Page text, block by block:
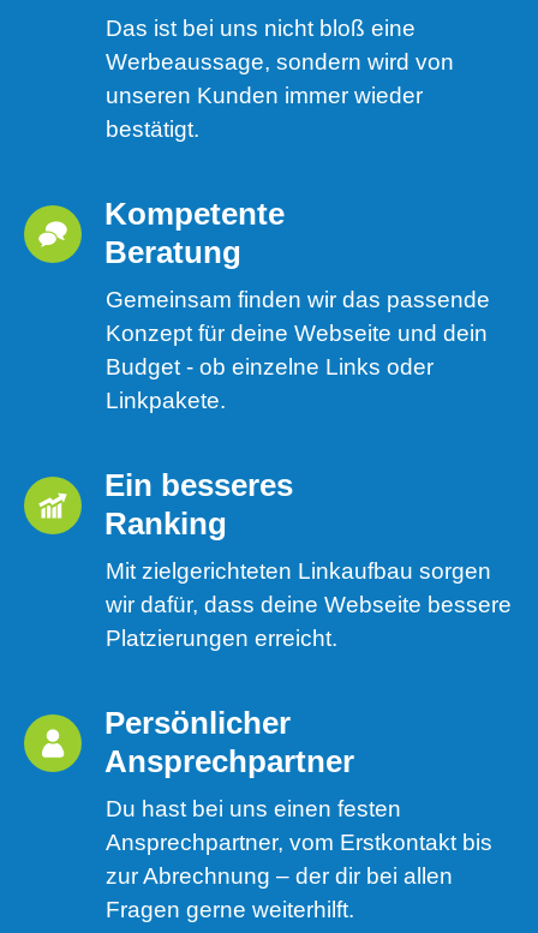
Das ist bei uns nicht bloß eine
Werbeaussage, sondern wird von
unseren Kunden immer wieder
bestätigt.
Kompetente
Beratung
Gemeinsam finden wir das passende
Konzept für deine Webseite und dein
Budget - ob einzelne Links oder
Linkpakete.
Ein besseres
Ranking
Mit zielgerichteten Linkaufbau sorgen
wir dafür, dass deine Webseite bessere
Platzierungen erreicht.
Persönlicher
Ansprechpartner
Du hast bei uns einen festen
Ansprechpartner, vom Erstkontakt bis
zur Abrechnung – der dir bei allen
Fragen gerne weiterhilft.